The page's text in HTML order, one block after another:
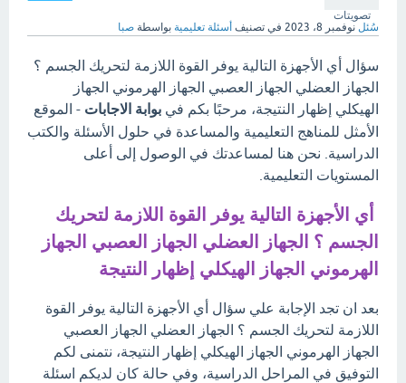
تصويتات
سُئل نوفمبر 8، 2023 في تصنيف أسئلة تعليمية بواسطة صبا
سؤال أي الأجهزة التالية يوفر القوة اللازمة لتحريك الجسم ؟
الجهاز العضلي الجهاز العصبي الجهاز الهرموني الجهاز
الهيكلي إظهار النتيجة، مرحبًا بكم في بوابة الاجابات - الموقع
الأمثل للمناهج التعليمية والمساعدة في حلول الأسئلة والكتب
الدراسية. نحن هنا لمساعدتك في الوصول إلى أعلى
المستويات التعليمية.
أي الأجهزة التالية يوفر القوة اللازمة لتحريك
الجسم ؟ الجهاز العضلي الجهاز العصبي الجهاز
الهرموني الجهاز الهيكلي إظهار النتيجة
بعد ان تجد الإجابة علي سؤال أي الأجهزة التالية يوفر القوة
اللازمة لتحريك الجسم ؟ الجهاز العضلي الجهاز العصبي
الجهاز الهرموني الجهاز الهيكلي إظهار النتيجة، نتمنى لكم
التوفيق في المراحل الدراسية، وفي حالة كان لديكم اسئلة